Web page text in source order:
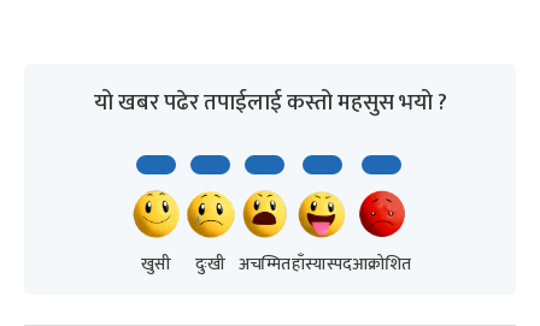
यो खबर पढेर तपाईलाई कस्तो महसुस भयो ?
खुसी दुःखी अचम्मितहाँस्यास्पदआक्रोशित